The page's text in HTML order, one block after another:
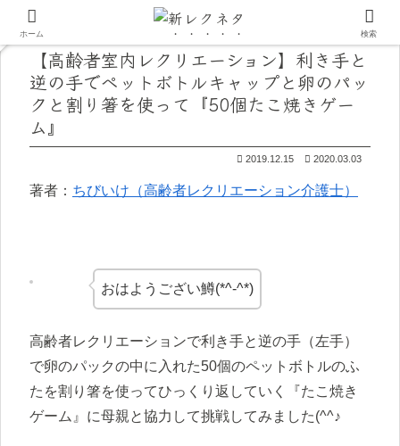
【高齢者室内レクリエーション】利き手と
逆の手でペットボトルキャップと卵のパッ
クと割り箸を使って『50個たこ焼きゲー
ム』
2019.12.15 2020.03.03
著者： ちびいけ（高齢者レクリエーション介護士）
おはようござい鱒(*^-^*)
高齢者レクリエーションで利き手と逆の手（左手）
で卵のパックの中に入れた50個のペットボトルのふ
たを割り箸を使ってひっくり返していく『たこ焼き
ゲーム』に母親と協力して挑戦してみました(^^♪
ホーム 検索